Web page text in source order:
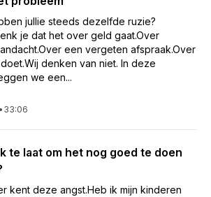
jullie steeds dezelfde ruzie?
je dat het over geld gaat.Over
een vergeten afspraak.Over
denken van niet. In deze
we een...
• 33:06
te laat om het nog goed te doen
kent deze angst.Heb ik mijn kinderen